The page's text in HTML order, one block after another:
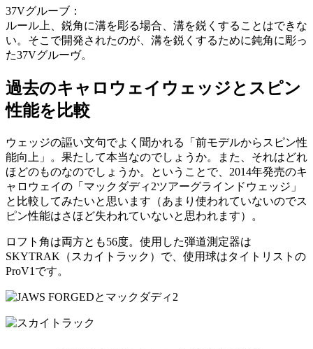
37Vグルーブ：
ルール上、鋭角に溝を彫る場合、溝を鋭くすることはできな
い。そこで開発されたのが、溝を鋭くするために鈍角に彫っ
た37Vグルーヴ。
過去のキャロウェイウェッジとスピン
性能を比較
ウェッジの謳い文句でよく聞かれる「前モデルからスピン性
能向上」。果たして本当なのでしょうか。また、それはどれ
ほどのものなのでしょうか。ということで、2014年発売のキ
ャロウェイの「マックダディ2ツアーグラインドウェッジ」
と比較してみたいと思います（あまり使われていないのでス
ピン性能はさほど失われていないと思われます）。
ロフト角は両方とも56度。使用した弾道測定器は
SKYTRAK（スカイトラック）で、使用球はタイトリストの
ProV1です。